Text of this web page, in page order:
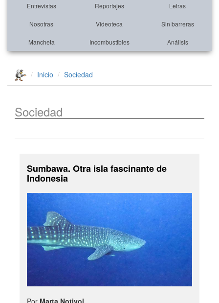
Entrevistas Reportajes Letras
Nosotras Videoteca Sin barreras
Mancheta Incombustibles Análisis
Inicio Sociedad
Sociedad
Sumbawa. Otra isla fascinante de
Indonesia
Por Marta Notivol